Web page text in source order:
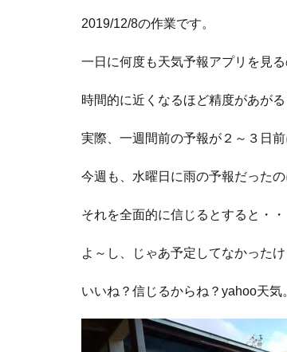
2019/12/8の作業です。
一日に何度も天気予報アプリを見
時間的に近くなるほど精度があが
実際、一週間前の予報が２～３日
今週も、水曜日に雨の予報だった
それを全面的に信じるとすると・
よ～し、じゃあ予定してなかった
いいね？信じるからね？yahoo天気